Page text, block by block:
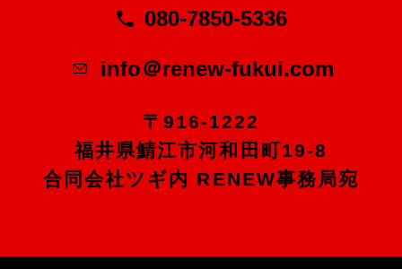
080-7850-5336
info＠renew-fukui.com
〒916-1222
福井県鯖江市河和田町19-8
合同会社ツギ内 RENEW事務局宛